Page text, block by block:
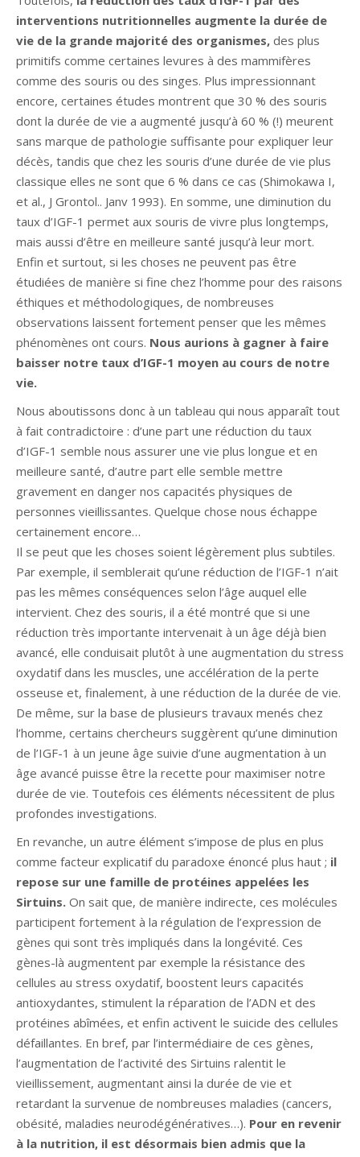
interventions nutritionnelles augmente la durée de
vie de la grande majorité des organismes, des plus
primitifs comme certaines levures à des mammifères
comme des souris ou des singes. Plus impressionnant
encore, certaines études montrent que 30 % des souris
dont la durée de vie a augmenté jusqu’à 60 % (!) meurent
sans marque de pathologie suffisante pour expliquer leur
décès, tandis que chez les souris d’une durée de vie plus
classique elles ne sont que 6 % dans ce cas (Shimokawa I,
et al., J Grontol.. Janv 1993). En somme, une diminution du
taux d’IGF-1 permet aux souris de vivre plus longtemps,
mais aussi d’être en meilleure santé jusqu’à leur mort.
Enfin et surtout, si les choses ne peuvent pas être
étudiées de manière si fine chez l’homme pour des raisons
éthiques et méthodologiques, de nombreuses
observations laissent fortement penser que les mêmes
phénomènes ont cours. Nous aurions à gagner à faire
baisser notre taux d’IGF-1 moyen au cours de notre
vie.
Nous aboutissons donc à un tableau qui nous apparaît tout
à fait contradictoire : d’une part une réduction du taux
d’IGF-1 semble nous assurer une vie plus longue et en
meilleure santé, d’autre part elle semble mettre
gravement en danger nos capacités physiques de
personnes vieillissantes. Quelque chose nous échappe
certainement encore…
Il se peut que les choses soient légèrement plus subtiles.
Par exemple, il semblerait qu’une réduction de l’IGF-1 n’ait
pas les mêmes conséquences selon l’âge auquel elle
intervient. Chez des souris, il a été montré que si une
réduction très importante intervenait à un âge déjà bien
avancé, elle conduisait plutôt à une augmentation du stress
oxydatif dans les muscles, une accélération de la perte
osseuse et, finalement, à une réduction de la durée de vie.
De même, sur la base de plusieurs travaux menés chez
l’homme, certains chercheurs suggèrent qu’une diminution
de l’IGF-1 à un jeune âge suivie d’une augmentation à un
âge avancé puisse être la recette pour maximiser notre
durée de vie. Toutefois ces éléments nécessitent de plus
profondes investigations.
En revanche, un autre élément s’impose de plus en plus
comme facteur explicatif du paradoxe énoncé plus haut ; il
repose sur une famille de protéines appelées les
Sirtuins. On sait que, de manière indirecte, ces molécules
participent fortement à la régulation de l’expression de
gènes qui sont très impliqués dans la longévité. Ces
gènes-là augmentent par exemple la résistance des
cellules au stress oxydatif, boostent leurs capacités
antioxydantes, stimulent la réparation de l’ADN et des
protéines abîmées, et enfin activent le suicide des cellules
défaillantes. En bref, par l’intermédiaire de ces gènes,
l’augmentation de l’activité des Sirtuins ralentit le
vieillissement, augmentant ainsi la durée de vie et
retardant la survenue de nombreuses maladies (cancers,
obésité, maladies neurodégénératives…). Pour en revenir
à la nutrition, il est désormais bien admis que la